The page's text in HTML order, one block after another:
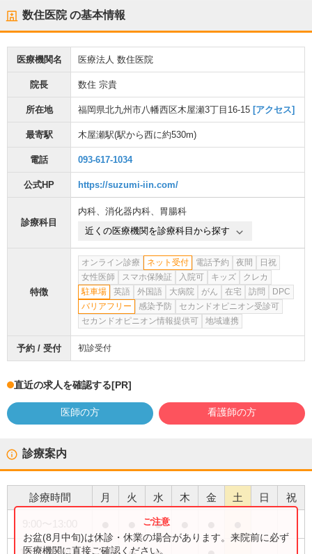
数住医院の基本情報
医療機関名 医療法人 数住医院
院長 数住 宗貴
所在地 福岡県北九州市八幡西区木屋瀬3丁目16-15 [アクセス]
最寄駅 木屋瀬駅(駅から西に約530m)
電話 093-617-1034
公式HP https://suzumi-iin.com/
診療科目
内科、 消化器内科、 胃腸科
近くの医療機関を診療科目から探す
特徴
オンライン診療 ネット受付 電話予約 夜間
日祝
女性医師
スマホ保険証 入院可 キッズ
クレカ
駐車場
英語 外国語 大病院 がん 在宅 訪問
DPC
バリアフリー
感染予防
セカンドオピニオン受診可
セカンドオピニオン情報提供可
地域連携
予約 / 受付 初診受付
直近の求人を確認する[PR]
医師の方 看護師の方
診療案内
診療時間 月 火 水 木 金 土 日 祝
●
お盆(8月中旬)は休診・休業の場合があります。来院前に必ず
医療機関に直接ご確認ください。